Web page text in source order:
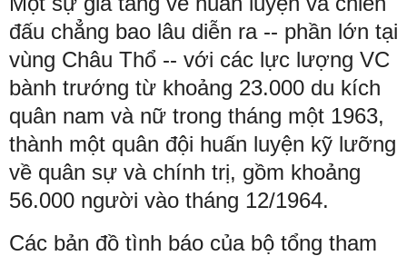
đấu chẳng bao lâu diễn ra -- phần lớn tại
vùng Châu Thổ -- với các lực lượng VC
bành trướng từ khoảng 23.000 du kích
quân nam và nữ trong tháng một 1963,
thành một quân đội huấn luyện kỹ lưỡng
về quân sự và chính trị, gồm khoảng
56.000 người vào tháng 12/1964.
Các bản đồ tình báo của bộ tổng tham